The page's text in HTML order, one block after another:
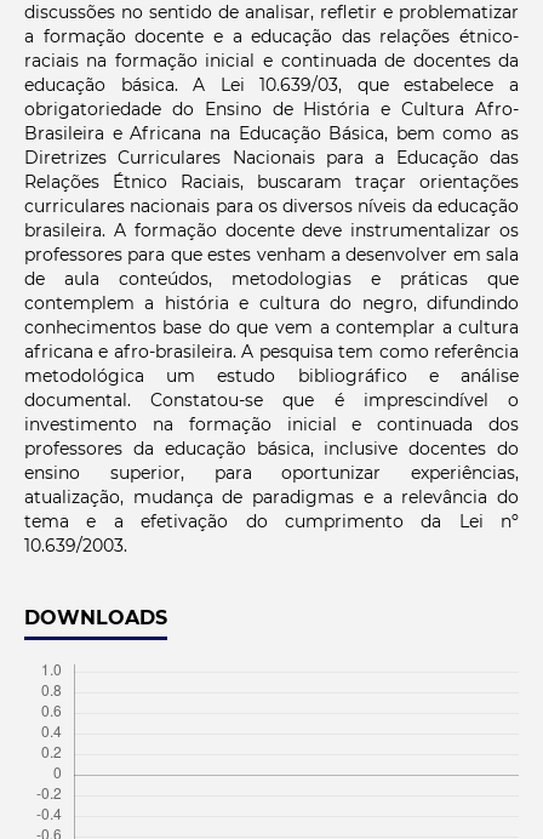
discussões no sentido de analisar, refletir e problematizar
a formação docente e a educação das relações étnico-
raciais na formação inicial e continuada de docentes da
educação básica. A Lei 10.639/03, que estabelece a
obrigatoriedade do Ensino de História e Cultura Afro-
Brasileira e Africana na Educação Básica, bem como as
Diretrizes Curriculares Nacionais para a Educação das
Relações Étnico Raciais, buscaram traçar orientações
curriculares nacionais para os diversos níveis da educação
brasileira. A formação docente deve instrumentalizar os
professores para que estes venham a desenvolver em sala
de aula conteúdos, metodologias e práticas que
contemplem a história e cultura do negro, difundindo
conhecimentos base do que vem a contemplar a cultura
africana e afro-brasileira. A pesquisa tem como referência
metodológica um estudo bibliográfico e análise
documental. Constatou-se que é imprescindível o
investimento na formação inicial e continuada dos
professores da educação básica, inclusive docentes do
ensino superior, para oportunizar experiências,
atualização, mudança de paradigmas e a relevância do
tema e a efetivação do cumprimento da Lei nº
10.639/2003.
DOWNLOADS